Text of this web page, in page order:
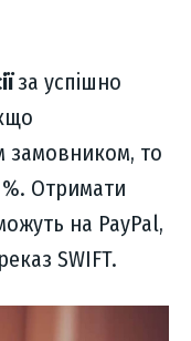
за успішно
замовником, то
%. Отримати
на PayPal,
SWIFT.